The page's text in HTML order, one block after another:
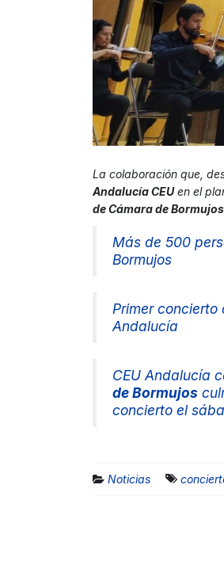
La colaboración que,
Andalucía CEUen el
de Cámara de Bormujos
Más de 500
Bormujos
Primer concierto
Andalucía
CEU Andalucía
de Bormujos
concierto el
Noticias